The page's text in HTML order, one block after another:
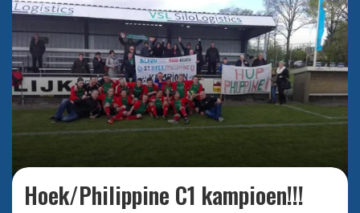
Hoek/Philippine C1 kampioen!!!